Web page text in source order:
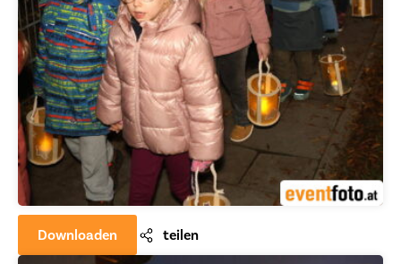
Downloaden teilen